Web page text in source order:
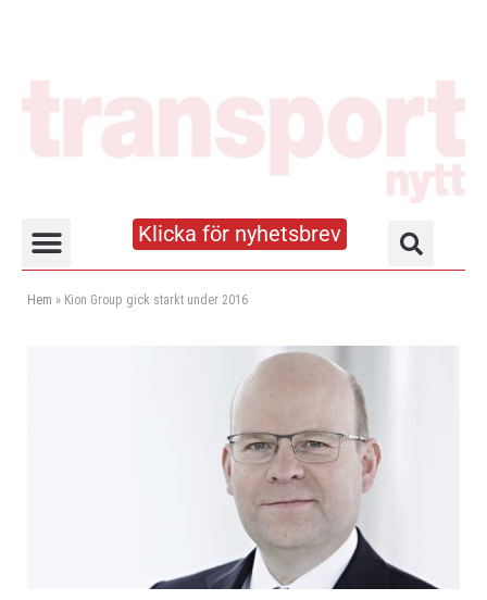
Klicka för nyhetsbrev
Hem » Kion Group gick starkt under 2016